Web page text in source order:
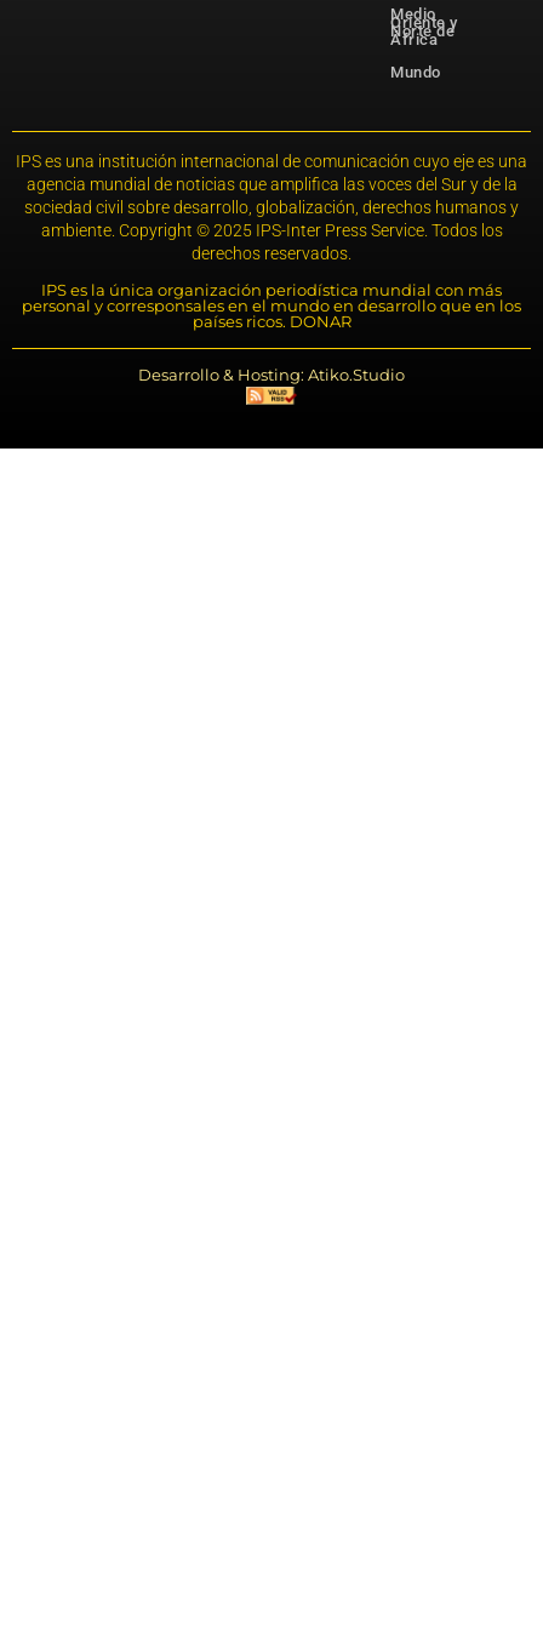
Medio
Oriente y
Norte de
África
Mundo
IPS es una institución internacional de comunicación cuyo eje es una
agencia mundial de noticias que amplifica las voces del Sur y de la
sociedad civil sobre desarrollo, globalización, derechos humanos y
ambiente. Copyright © 2025 IPS-Inter Press Service. Todos los
derechos reservados.
IPS es la única organización periodística mundial con más
personal y corresponsales en el mundo en desarrollo que en los
países ricos. DONAR
Desarrollo & Hosting: Atiko.Studio